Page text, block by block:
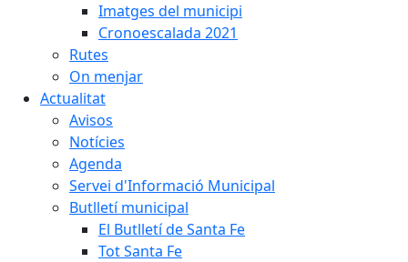
Imatges del municipi
Cronoescalada 2021
Rutes
On menjar
Actualitat
Avisos
Notícies
Agenda
Servei d'Informació Municipal
Butlletí municipal
El Butlletí de Santa Fe
Tot Santa Fe